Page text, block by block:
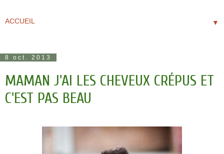
▼
8 oct. 2013
MAMAN J'AI LES CHEVEUX CRÉPUS ET
C'EST PAS BEAU